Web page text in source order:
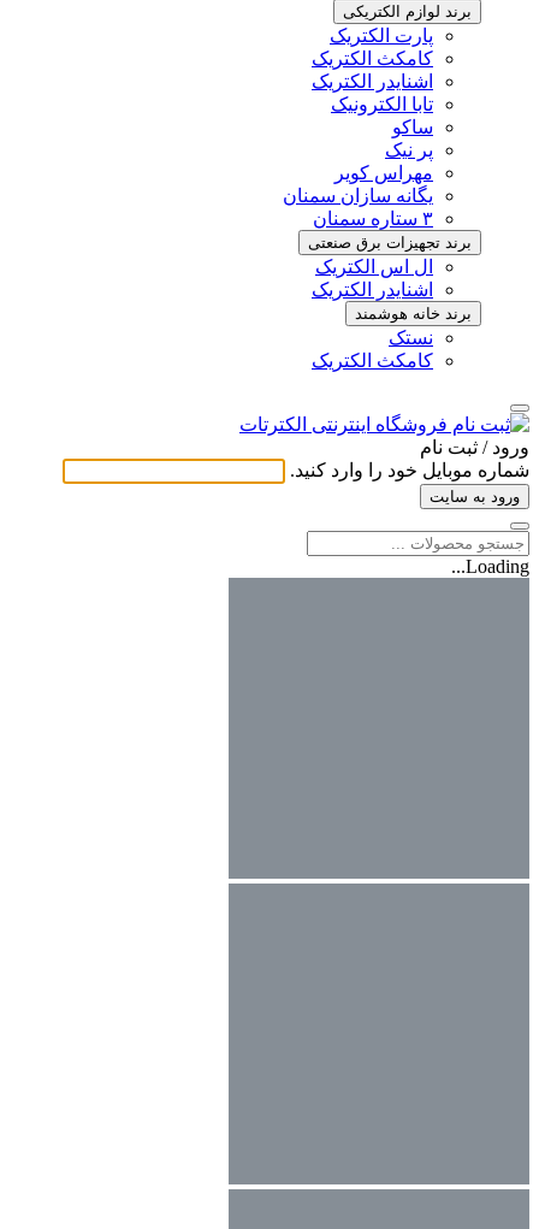
برند لوازم الکتریکی
پارت الکتریک
کامکث الکتریک
اشنایدر الکتریک
تابا الکترونیک
ساکو
پر نیک
مهراس کویر
یگانه سازان سمنان
۳ ستاره سمنان
برند تجهیزات برق صنعتی
ال اس الکتریک
اشنایدر الکتریک
برند خانه هوشمند
نستک
کامکث الکتریک
ورود / ثبت ‌نام
شماره موبایل خود را وارد کنید.
ورود به سایت
Loading...